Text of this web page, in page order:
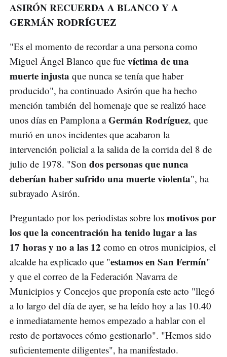
ASIRÓN RECUERDA A BLANCO Y A
GERMÁN RODRÍGUEZ
"Es el momento de recordar a una persona como
Miguel Ángel Blanco que fue víctima de una
muerte injusta que nunca se tenía que haber
producido", ha continuado Asirón que ha hecho
mención también del homenaje que se realizó hace
unos días en Pamplona aGermán Rodríguez, que
murió en unos incidentes que acabaron la
intervención policial a la salida de la corrida del 8 de
julio de 1978. "Son dos personas que nunca
deberían haber sufrido una muerte violenta", ha
subrayado Asirón.
Preguntado por los periodistas sobre los motivos por
los que la concentración ha tenido lugar a las
17 horas y no a las 12 como en otros municipios, el
alcalde ha explicado que "estamos en San Fermín"
y que el correo de la Federación Navarra de
Municipios y Concejos que proponía este acto "llegó
a lo largo del día de ayer, se ha leído hoy a las 10.40
e inmediatamente hemos empezado a hablar con el
resto de portavoces cómo gestionarlo". "Hemos sido
suficientemente diligentes", ha manifestado.